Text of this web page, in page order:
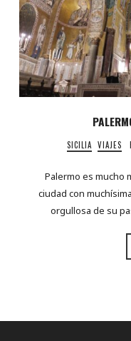
SICILIA VIAJES
Palermo es mucho
ciudad con
orgullosa de su